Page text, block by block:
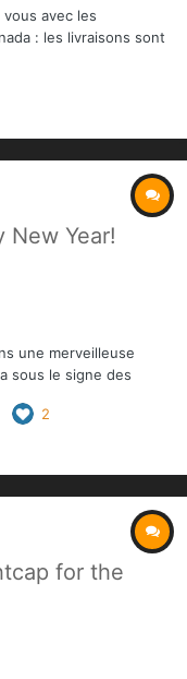
avec les
: les livraisons sont
: les livraisons
New Year!
une merveilleuse
sous le signe des
et seront envoyées
2
for the